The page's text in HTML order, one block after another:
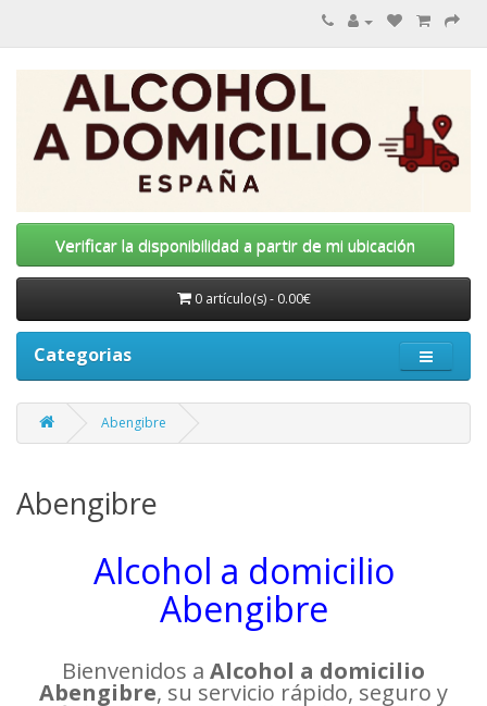
Verificar la disponibilidad a partir de mi ubicación
0 artículo(s) - 0.00€
Categorias
Abengibre
Abengibre
Alcohol a domicilio
Abengibre
Bienvenidos a Alcohol a domicilio
Abengibre, su servicio rápido, seguro y